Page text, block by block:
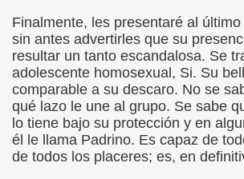
Finalmente, les presentaré al
sin antes advertirles que su
resultar un tanto escandalosa. Se
adolescente homosexual, Si. Su
comparable a su descaro. No se
qué lazo le une al grupo. Se sabe
lo tiene bajo su protección y en
él le llama Padrino. Es capaz de
de todos los placeres; es, en
del Monumento a Luis Braille,
Baquero, Conferencia (David López)
de Obstáculos (Juurmaa, J.)
de Escritura Táctil para Lectores